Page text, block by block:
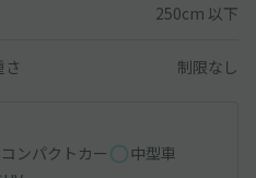
250cm 以下
さ 制限なし
コンパクトカー
中型車